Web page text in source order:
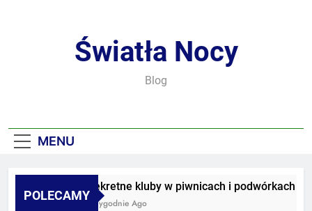
Światła Nocy
Blog
MENU
POLECAMY
Sekretne kluby w piwnicach i podwórkach
2 Tygodnie Ago